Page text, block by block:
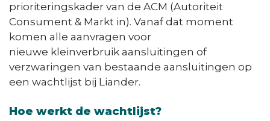
prioriteringskader van de ACM (Autoriteit
Consument & Markt in). Vanaf dat moment
komen alle aanvragen voor
nieuwe kleinverbruik aansluitingen of
verzwaringen van bestaande aansluitingen op
een wachtlijst bij Liander.
Hoe werkt de wachtlijst?